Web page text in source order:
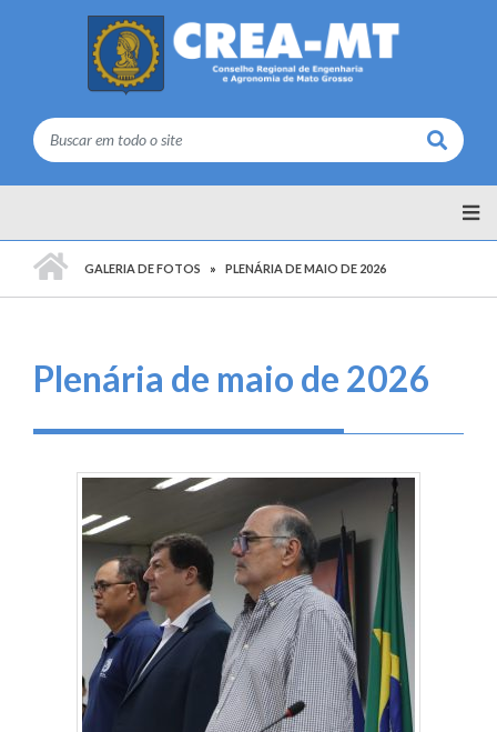
Buscar
GALERIA DE FOTOS PLENÁRIA DE MAIO DE 2026
Plenária de maio de 2026